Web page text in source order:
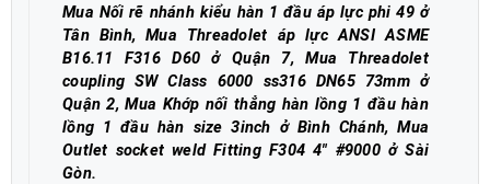
Mua Nối rẽ nhánh kiểu hàn 1 đầu áp lực phi 49 ở
Tân Bình, Mua Threadolet áp lực ANSI ASME
B16.11 F316 D60 ở Quận 7, Mua Threadolet
coupling SW Class 6000 ss316 DN65 73mm ở
Quận 2, Mua Khớp nối thẳng hàn lồng 1 đầu hàn
lồng 1 đầu hàn size 3inch ở Bình Chánh, Mua
Outlet socket weld Fitting F304 4" #9000 ở Sài
Gòn.